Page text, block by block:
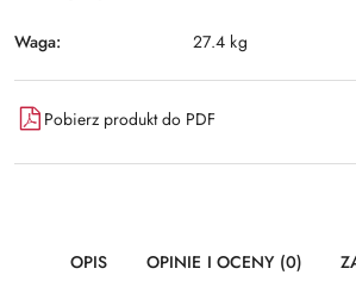
Waga: 27.4 kg
Pobierz produkt do PDF
OPIS OPINIE I OCENY (0)